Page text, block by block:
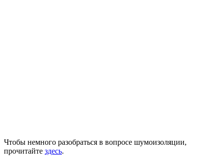
Чтобы немного разобраться в вопросе шумоизоляции,
прочитайте здесь.